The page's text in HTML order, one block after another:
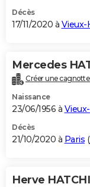
Décès
17/11/2020 à Vieux-
Mercedes
Créer une
Naissance
23/06/1956 à
Décès
21/10/2020 à Paris (
Herve HATCHI